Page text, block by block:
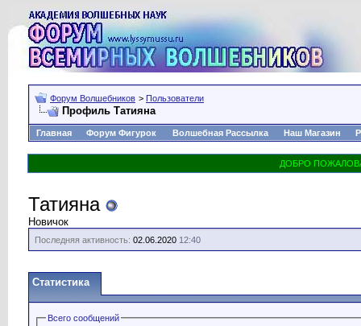
Форум Волшебников > Пользователи
Профиль Татияна
Главная Форум Фигурок Волшебная Рассылка Наш Магазин
Татияна
Новичок
Последняя активность: 02.06.2020 12:40
Статистика
Всего сообщений